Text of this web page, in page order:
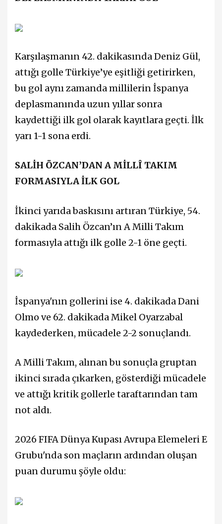
Karşılaşmanın 42. dakikasında Deniz Gül,
attığı golle Türkiye’ye eşitliği getirirken,
bu gol aynı zamanda millilerin İspanya
deplasmanında uzun yıllar sonra
kaydettiği ilk gol olarak kayıtlara geçti. İlk
yarı 1-1 sona erdi.
SALİH ÖZCAN’DAN A MİLLÎ TAKIM
FORMASIYLA İLK GOL
İkinci yarıda baskısını artıran Türkiye, 54.
dakikada Salih Özcan’ın A Milli Takım
formasıyla attığı ilk golle 2-1 öne geçti.
İspanya'nın gollerini ise 4. dakikada Dani
Olmo ve 62. dakikada Mikel Oyarzabal
kaydederken, mücadele 2-2 sonuçlandı.
A Milli Takım, alınan bu sonuçla gruptan
ikinci sırada çıkarken, gösterdiği mücadele
ve attığı kritik gollerle taraftarından tam
not aldı.
2026 FIFA Dünya Kupası Avrupa Elemeleri E
Grubu'nda son maçların ardından oluşan
puan durumu şöyle oldu: